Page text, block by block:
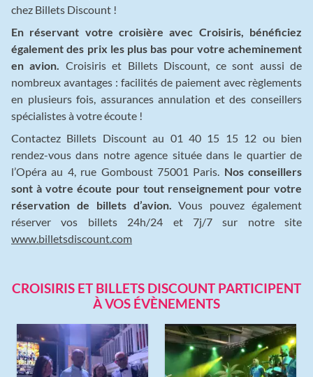
chez Billets Discount !
En réservant votre croisière avec Croisiris, bénéficiez
également des prix les plus bas pour votre acheminement
en avion.
Croisiris et Billets Discount, ce sont aussi de
nombreux avantages : facilités de paiement avec règlements
en plusieurs fois, assurances annulation et des conseillers
spécialistes à votre écoute !
Contactez Billets Discount au 01 40 15 15 12 ou bien
rendez-vous dans notre agence située dans le quartier de
l’Opéra au 4, rue Gomboust 75001 Paris. Nos conseillers
sont à votre écoute pour tout renseignement pour votre
réservation de billets d’avion.
Vous pouvez également
réserver vos billets 24h/24 et 7j/7 sur notre site
www.billetsdiscount.com
CROISIRIS ET BILLETS DISCOUNT PARTICIPENT
À VOS ÉVÈNEMENTS